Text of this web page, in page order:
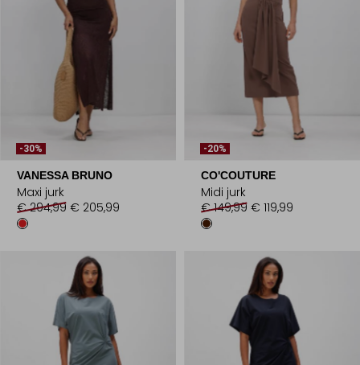
-30%
VANESSA BRUNO
Maxi jurk
€ 294,99 € 205,99
-20%
CO'COUTURE
Midi jurk
€ 149,99 € 119,99